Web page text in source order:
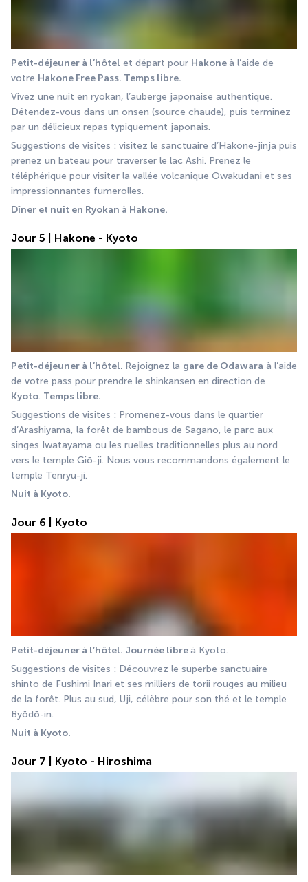
Petit-déjeuner à l’hôtel et départ pour Hakone à l’aide de
votre Hakone Free Pass. Temps libre.
Vivez une nuit en ryokan, l’auberge japonaise authentique.
Détendez-vous dans un onsen (source chaude), puis terminez
par un délicieux repas typiquement japonais.
Suggestions de visites : visitez le sanctuaire d’Hakone-jinja puis
prenez un bateau pour traverser le lac Ashi. Prenez le
téléphérique pour visiter la vallée volcanique Owakudani et ses
impressionnantes fumerolles.
Dîner et nuit en Ryokan à Hakone.
Jour 5 | Hakone - Kyoto
Petit-déjeuner à l’hôtel. Rejoignez la gare de Odawara à l’aide
Kyoto. Temps libre.
Suggestions de visites : Promenez-vous dans le quartier
d’Arashiyama, la forêt de bambous de Sagano, le parc aux
singes Iwatayama ou les ruelles traditionnelles plus au nord
vers le temple Giō-ji. Nous vous recommandons également le
temple Tenryu-ji.
Nuit à Kyoto.
Jour 6 | Kyoto
Petit-déjeuner à l’hôtel. Journée libre à Kyoto.
Suggestions de visites : Découvrez le superbe sanctuaire
shinto de Fushimi Inari et ses milliers de torii rouges au milieu
de la forêt. Plus au sud, Uji, célèbre pour son thé et le temple
Byōdō-in.
Nuit à Kyoto.
Jour 7 | Kyoto - Hiroshima